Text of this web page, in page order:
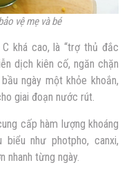
vệ mẹ và bé
khá cao, là “trợ thủ đắc
dịch kiên cố, ngăn chặn
ngày một khỏe khoắn,
giai đoạn nước rút.
cấp hàm lượng khoáng
như photpho, canxi,
nhanh từng ngày.